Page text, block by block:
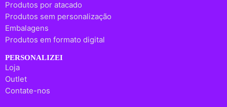
Produtos por atacado
Produtos sem personalização
Embalagens
Produtos em formato digital
PERSONALIZEI
Loja
Outlet
Contate-nos